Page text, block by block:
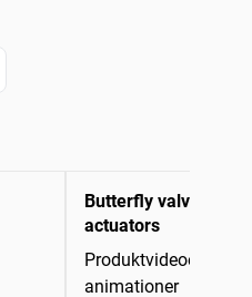
Butterfly valves and
actuators
Produktvideoer/-
animationer